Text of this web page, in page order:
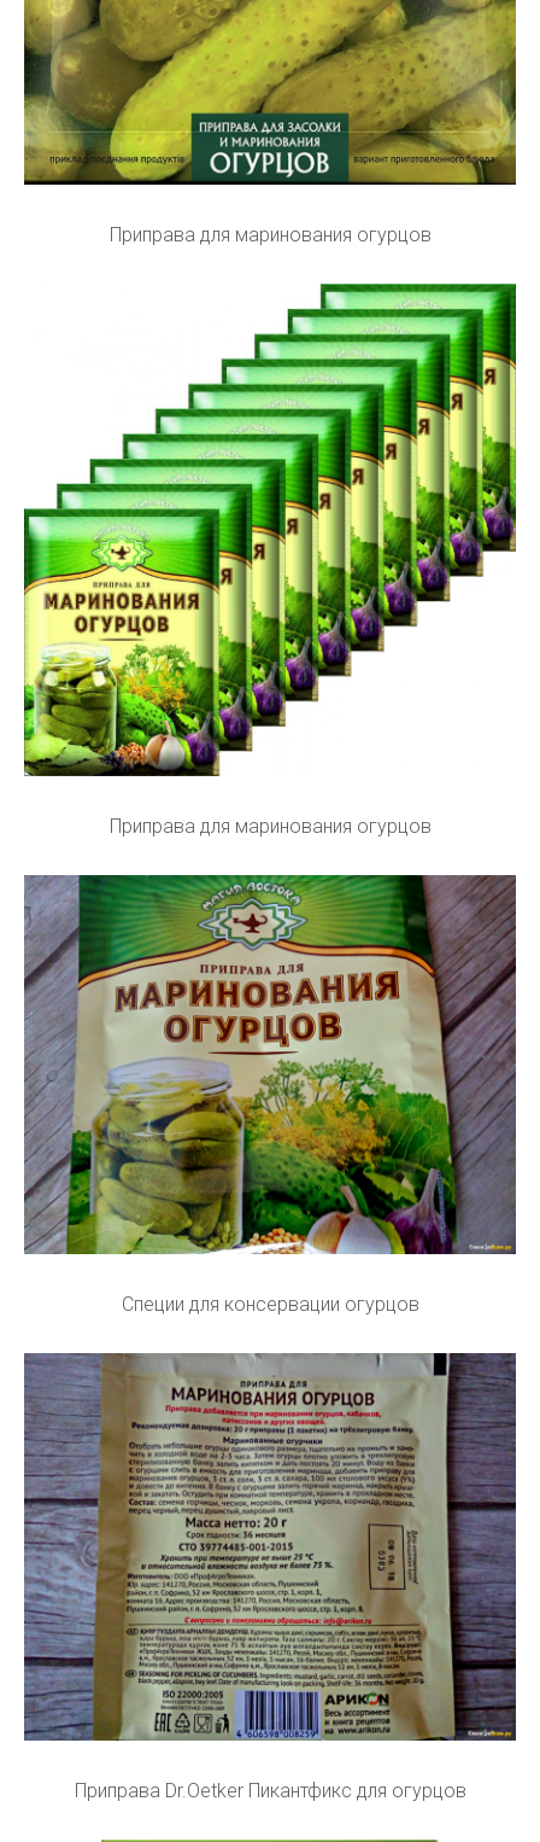
Приправа для маринования огурцов
Приправа для маринования огурцов
Специи для консервации огурцов
Приправа Dr.Oetker Пикантфикс для огурцов